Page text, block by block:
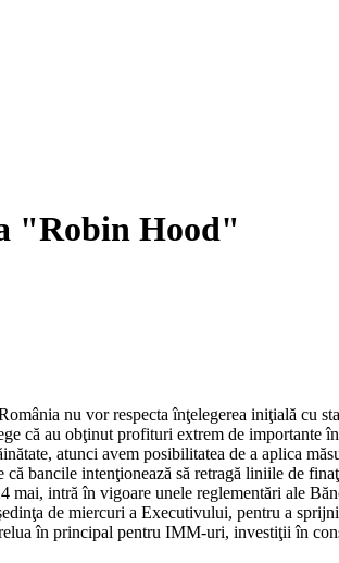
"Robin Hood"
nu vor respecta înţelegerea iniţială cu
că au obţinut profituri extrem de
atunci avem posibilitatea de a aplica
bancile intenţionează să retragă liniile de
intră în vigoare unele reglementări ale
de miercuri a Executivului, pentru a
în principal pentru IMM-uri, investiţii în